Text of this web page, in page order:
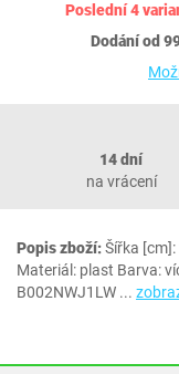
Poslední 4
Dodání od
14 dní
na vrácení
Popis zboží:Šířka
Materiál: plast Barva:
B002NWJ1LW ...